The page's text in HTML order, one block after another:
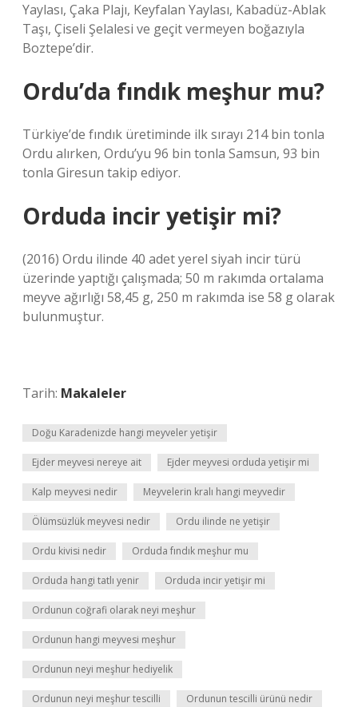
Yaylası, Çaka Plajı, Keyfalan Yaylası, Kabadüz-Ablak
Taşı, Çiseli Şelalesi ve geçit vermeyen boğazıyla
Boztepe’dir.
Ordu’da fındık meşhur mu?
Türkiye’de fındık üretiminde ilk sırayı 214 bin tonla
Ordu alırken, Ordu’yu 96 bin tonla Samsun, 93 bin
tonla Giresun takip ediyor.
Orduda incir yetişir mi?
(2016) Ordu ilinde 40 adet yerel siyah incir türü
üzerinde yaptığı çalışmada; 50 m rakımda ortalama
meyve ağırlığı 58,45 g, 250 m rakımda ise 58 g olarak
bulunmuştur.
Tarih: Makaleler
Doğu Karadenizde hangi meyveler yetişir
Ejder meyvesi nereye ait Ejder meyvesi orduda yetişir mi
Kalp meyvesi nedir Meyvelerin kralı hangi meyvedir
Ölümsüzlük meyvesi nedir Ordu ilinde ne yetişir
Ordu kivisi nedir Orduda fındık meşhur mu
Orduda hangi tatlı yenir Orduda incir yetişir mi
Ordunun coğrafi olarak neyi meşhur
Ordunun hangi meyvesi meşhur
Ordunun neyi meşhur hediyelik
Ordunun neyi meşhur tescilli Ordunun tescilli ürünü nedir